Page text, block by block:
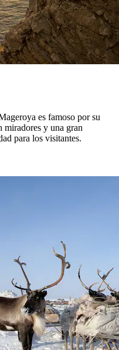
es famoso por su
miradores y una gran
para los visitantes.